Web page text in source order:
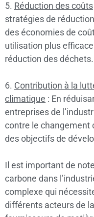
5. Réduction des coûts
stratégies de
des économies de
utilisation plus
réduction des déchets.
6. Contribution à la
climatique : En
entreprises de
contre le changement
des objectifs de
Il est important de
carbone dans
complexe qui
différents acteurs de